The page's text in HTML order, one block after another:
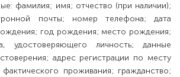
фамилия; имя; отчество (при наличии);
почты; номер телефона; дата
год рождения; место рождения;
удостоверяющего личность; данные
адрес регистрации по месту
проживания; гражданство;